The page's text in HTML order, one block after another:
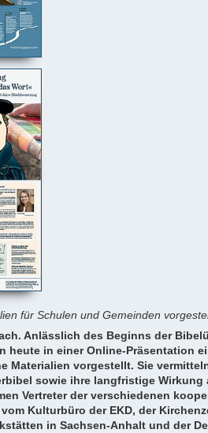
für Schulen und Gemeinden
Anlässlich des Beginns der
heute in einer Online-Präsentation
Materialien vorgestellt. Sie
sowie ihre langfristige Wirkung
Vertreter der verschiedenen
Kulturbüro der EKD, der
in Sachsen-Anhalt und der